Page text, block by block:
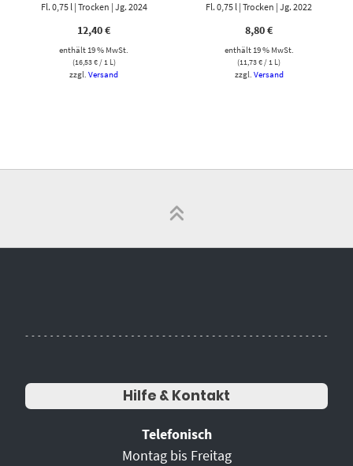
Fl. 0,75 l | Trocken | Jg. 2024
12,40€
enthält 19 % MwSt.
(16,53€/ 1 L)
zzgl.Versand
Fl. 0,75 l | Trocken | Jg. 2022
8,80€
enthält 19 % MwSt.
(11,73€/ 1 L)
zzgl. Versand
Hilfe & Kontakt
Telefonisch
Montag bis Freitag